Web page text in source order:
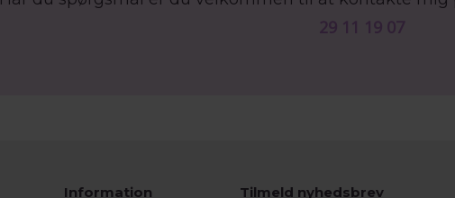
29 11 19 07
Information Tilmeld nyhedsbrev